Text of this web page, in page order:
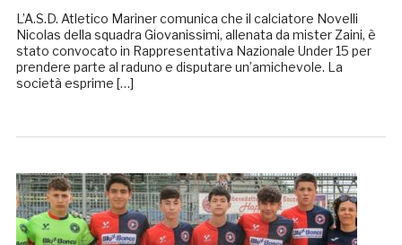
L’A.S.D. Atletico Mariner comunica che il calciatore Novelli
Nicolas della squadra Giovanissimi, allenata da mister Zaini, è
stato convocato in Rappresentativa Nazionale Under 15 per
prendere parte al raduno e disputare un’amichevole. La
società esprime […]